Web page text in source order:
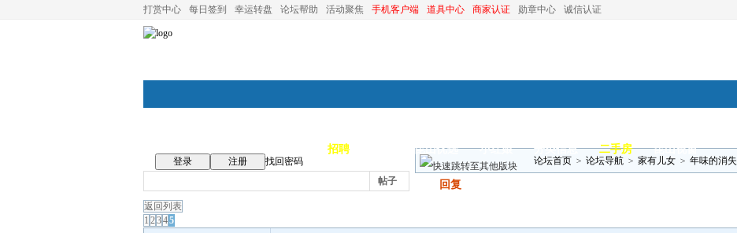
打赏中心 每日签到 幸运转盘 论坛帮助 活动聚焦 手机客户端 道具中心 商家认证 勋章中心 诚信认证
招聘 昆山优选 小红娘 分类信息 二手房 昆山视窗
登录 注册
找回密码
帖子
论坛首页 > 论坛导航 > 家有儿女 > 年味的消失
回复
返回列表
1 2345